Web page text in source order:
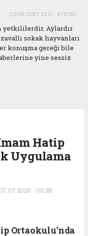
(12.06.2022 12:11 - #72163)
yetkililerdir. Aylardır
sokak hayvanları
konuşma gereği bile
yine sessiz
Hatip
Uygulama
- 00:28
Ortaokulu'nda